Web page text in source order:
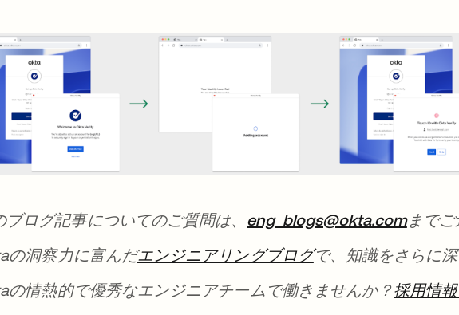
ブログ記事についてのご質問は、 eng_blogs@okta.comまでご
の洞察力に富んだエンジニアリングブログで、知識をさらに深
の情熱的で優秀なエンジニアチームで働きませんか？採用情